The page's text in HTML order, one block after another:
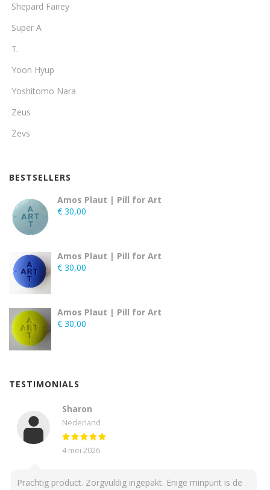
Shepard Fairey
Super A
T.
Yoon Hyup
Yoshitomo Nara
Zeus
Zevs
BESTSELLERS
Amos Plaut | Pill for Art
€ 30,00
Amos Plaut | Pill for Art
€ 30,00
Amos Plaut | Pill for Art
€ 30,00
TESTIMONIALS
Sharon
Nederland
4 mei 2026
Prachtig product. Zorgvuldig ingepakt. Enige minpunt is de